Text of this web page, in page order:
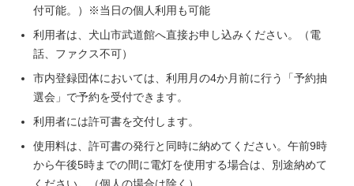
付可能。）※当日の個人利用も可能
利用者は、犬山市武道館へ直接お申し込みください。（電
話、ファクス不可）
市内登録団体においては、利用月の4か月前に行う「予約抽
選会」で予約を受付できます。
利用者には許可書を交付します。
使用料は、許可書の発行と同時に納めてください。午前9時
から午後5時までの間に電灯を使用する場合は、別途納めて